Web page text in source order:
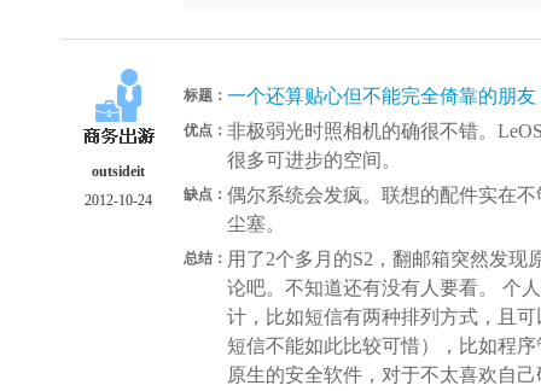
outsideit
2012-10-24
标题： 一个还算贴心但不能完全倚靠的朋友
优点： 非极弱光时照相机的确很不错。
很多可进步的空间。
缺点： 偶尔系统会发疯。联想的配件实在
尘塞。
总结： 用了2个多月的S2，翻邮箱突然发
论吧。不知道还有没有人要看。 个
计，比如短信有两种排列方式，且
短信不能如此比较可惜），比如程
原生的安全软件，对于不太喜欢自